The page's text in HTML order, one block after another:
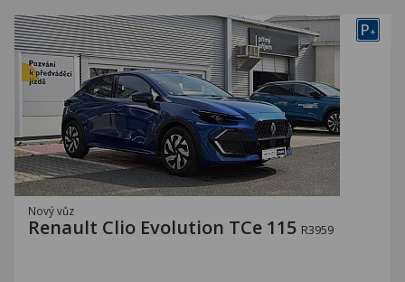
P+
Nový vůz
Renault Clio Evolution TCe 115 R3959